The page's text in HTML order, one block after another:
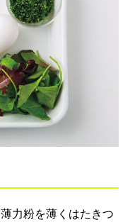
力粉を薄くはたきつ